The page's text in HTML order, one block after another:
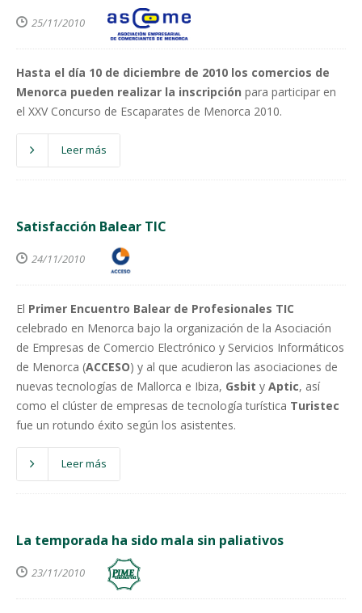
25/11/2010
Hasta el día 10 de diciembre de 2010 los comercios de
Menorca pueden realizar la inscripción para participar en
el XXV Concurso de Escaparates de Menorca 2010.
Leer más
Satisfacción Balear TIC
24/11/2010
El Primer Encuentro Balear de Profesionales TIC
celebrado en Menorca bajo la organización de la Asociación
de Empresas de Comercio Electrónico y Servicios Informáticos
de Menorca (ACCESO) y al que acudieron las asociaciones de
nuevas tecnologías de Mallorca e Ibiza, Gsbit y Aptic, así
como el clúster de empresas de tecnología turística Turistec
fue un rotundo éxito según los asistentes.
Leer más
La temporada ha sido mala sin paliativos
23/11/2010